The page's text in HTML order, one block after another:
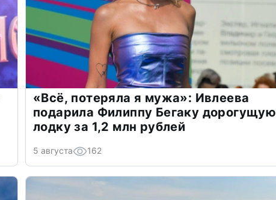
«Всё, потеряла я мужа»: Ивлеева
подарила Филиппу Бегаку дорогущую
лодку за 1,2 млн рублей
5 августа 162